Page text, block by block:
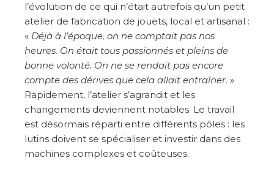
l’évolution de ce qui n’était autrefois qu’un petit
atelier de fabrication de jouets, local et artisanal :
« Déjà à l’époque, on ne comptait pas nos
heures. On était tous passionnés et pleins de
bonne volonté. On ne se rendait pas encore
compte des dérives que cela allait entraîner. »
Rapidement, l’atelier s’agrandit et les
changements deviennent notables. Le travail
est désormais réparti entre différents pôles : les
lutins doivent se spécialiser et investir dans des
machines complexes et coûteuses.